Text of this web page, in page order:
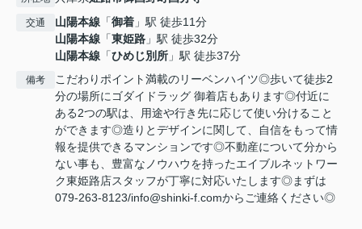
交通 山陽本線 「御着 」駅 徒歩11分
山陽本線 「東姫路 」駅 徒歩32分
山陽本線 「ひめじ別所 」駅 徒歩37分
備考
こだわりポイント満載のリーベンハイツ◎歩いて徒歩2
分の場所にゴダイドラッグ 御着店もあります◎付近に
ある2つの駅は、用途や行き先に応じて使い分けること
ができます◎造りとデザインに関して、自信をもって情
報を提供できるマンションです◎不動産について分から
ない事も、豊富なノウハウを持ったエイブルネットワー
ク東姫路店スタッフが丁寧に対応いたします◎まずは
079-263-8123/info@shinki-f.comからご連絡ください◎